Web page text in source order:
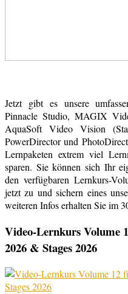
Jetzt gibt es unsere
Pinnacle Studio, MAGIX
AquaSoft Video Vision
PowerDirector und
Lernpaketen extrem viel
sparen. Sie können sich Ihr
den verfügbaren Lernkurs-
jetzt zu und sichern eines
weiteren Infos erhalten Sie im
Video-Lernkurs Volume
2026 & Stages 2026